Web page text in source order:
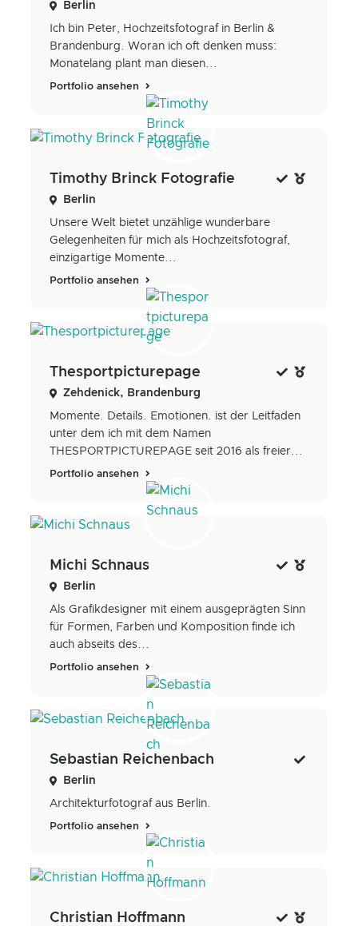
Berlin
Ich bin Peter, Hochzeitsfotograf in Berlin &
Brandenburg. Woran ich oft denken muss:
Monatelang plant man diesen...
Portfolio ansehen
Timothy Brinck Fotografie
Berlin
Unsere Welt bietet unzählige wunderbare
Gelegenheiten für mich als Hochzeitsfotograf,
einzigartige Momente...
Portfolio ansehen
Thesportpicturepage
Zehdenick, Brandenburg
Momente. Details. Emotionen. ist der Leitfaden
unter dem ich mit dem Namen
THESPORTPICTUREPAGE seit 2016 als freier...
Portfolio ansehen
Michi Schnaus
Berlin
Als Grafikdesigner mit einem ausgeprägten Sinn
für Formen, Farben und Komposition finde ich
auch abseits des...
Portfolio ansehen
Sebastian Reichenbach
Berlin
Architekturfotograf aus Berlin.
Portfolio ansehen
Christian Hoffmann